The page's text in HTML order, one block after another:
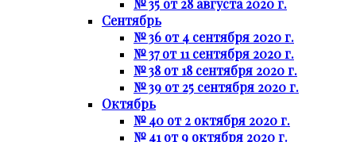
№ 35 от 28 августа 2020 г.
Сентябрь
№ 36 от 4 сентября 2020 г.
№ 37 от 11 сентября 2020 г.
№ 38 от 18 сентября 2020 г.
№ 39 от 25 сентября 2020 г.
Октябрь
№ 40 от 2 октября 2020 г.
№ 41 от 9 октября 2020 г.